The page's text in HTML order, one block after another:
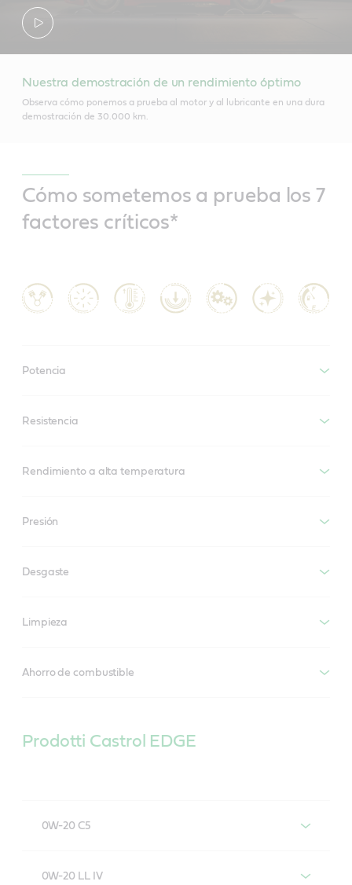
Nuestra demostración de un rendimiento óptimo
Observa cómo ponemos a prueba al motor y al lubricante en una dura
demostración de 30.000 km.
Cómo sometemos a prueba los 7
factores críticos*
Potencia
Resistencia
Rendimiento a alta temperatura
Presión
Desgaste
Limpieza
Ahorro de combustible
Prodotti Castrol EDGE
0W-20 C5
0W-20 LL IV